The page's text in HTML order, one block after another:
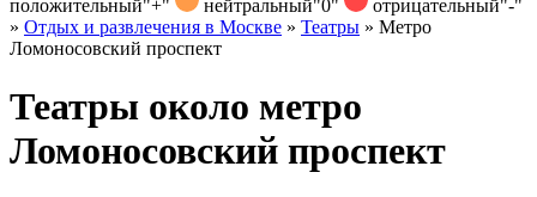
положительный"+" нейтральный"0" отрицательный"-"
» Отдых и развлечения в Москве » Театры » Метро
Ломоносовский проспект
Театры около метро
Ломоносовский проспект